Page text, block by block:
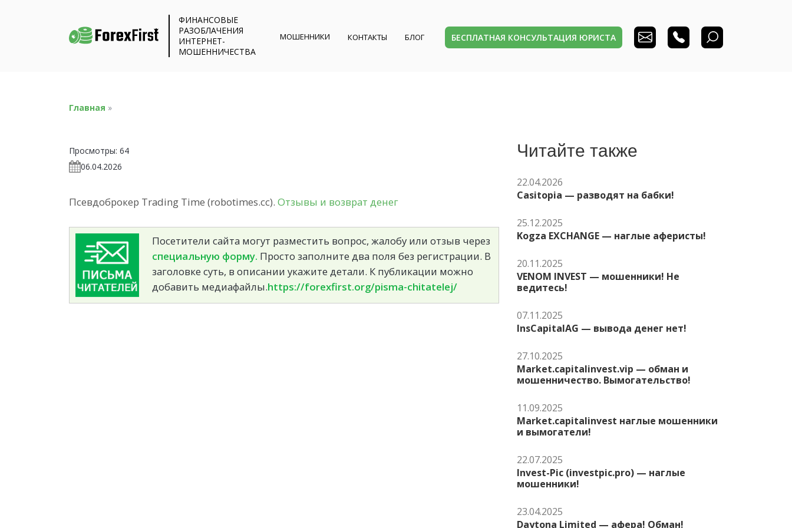
ФИНАНСОВЫЕ
РАЗОБЛАЧЕНИЯ
ИНТЕРНЕТ-
МОШЕННИЧЕСТВА
МОШЕННИКИ КОНТАКТЫ БЛОГ БЕСПЛАТНАЯ КОНСУЛЬТАЦИЯ ЮРИСТА
Главная »
Просмотры: 64
06.04.2026
Псевдоброкер Trading Time (robotimes.cc). Отзывы и возврат денег
Посетители сайта могут разместить вопрос, жалобу или отзыв через
специальную форму. Просто заполните два поля без регистрации. В
заголовке суть, в описании укажите детали. К публикации можно
добавить медиафайлы.https://forexfirst.org/pisma-chitatelej/
Читайте также
22.04.2026
Casitopia — разводят на бабки!
25.12.2025
Kogza EXCHANGE — наглые аферисты!
20.11.2025
VENOM INVEST — мошенники! Не
ведитесь!
07.11.2025
InsCapitalAG — вывода денег нет!
27.10.2025
Market.capitalinvest.vip — обман и
мошенничество. Вымогательство!
11.09.2025
Market.capitalinvest наглые мошенники
и вымогатели!
22.07.2025
Invest-Pic (investpic.pro) — наглые
мошенники!
23.04.2025
Daytona Limited — афера! Обман!